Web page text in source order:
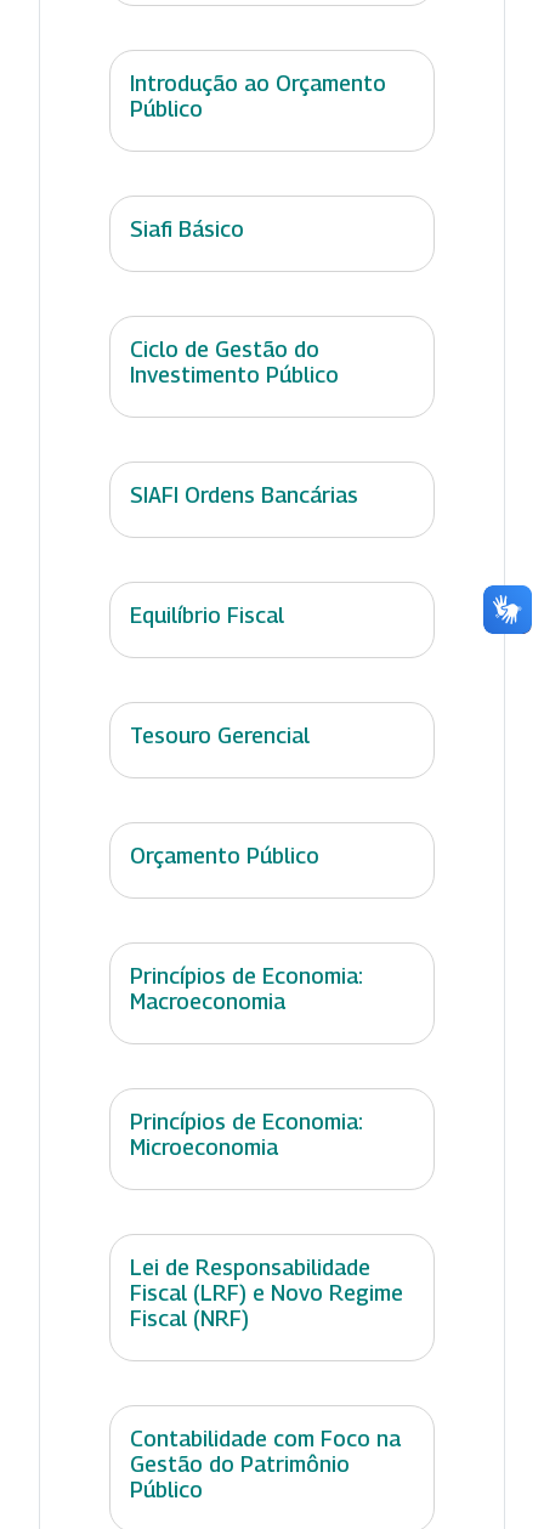
Introdução ao Orçamento
Público
Siafi Básico
Ciclo de Gestão do
Investimento Público
SIAFI Ordens Bancárias
Equilíbrio Fiscal
Tesouro Gerencial
Orçamento Público
Princípios de Economia:
Macroeconomia
Princípios de Economia:
Microeconomia
Lei de Responsabilidade
Fiscal (LRF) e Novo Regime
Fiscal (NRF)
Contabilidade com Foco na
Gestão do Patrimônio
Público